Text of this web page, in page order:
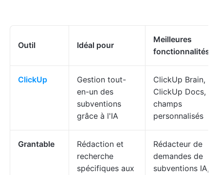
Outil Idéal pour
Meilleures
fonctionnalités
ClickUp
Gestion tout-
en-un des
subventions
grâce à l'IA
ClickUp Brain,
ClickUp Docs,
champs
personnalisés
Grantable
Rédaction et
recherche
spécifiques aux
Rédacteur de
demandes de
subventions IA,